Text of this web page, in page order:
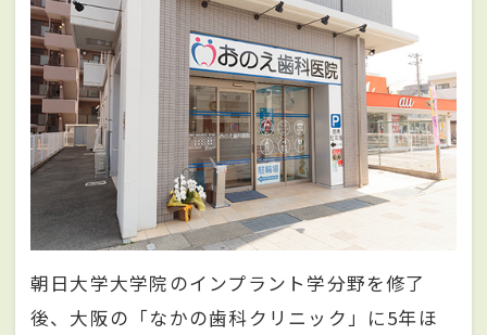
朝日大学大学院のインプラント学分野を修了
後、大阪の「なかの歯科クリニック」に5年ほ